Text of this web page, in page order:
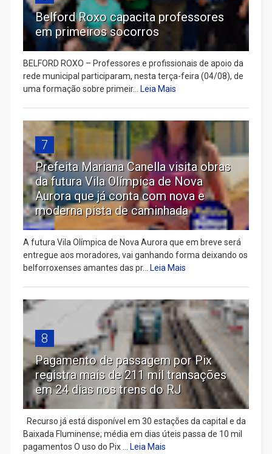
Belford Roxo capacita professores
em primeiros socorros
BELFORD ROXO – Professores e profissionais de apoio da
rede municipal participaram, nesta terça-feira (04/08), de
uma formação sobre primeir...
Leia Mais
7
Prefeita Mariana Canella visita obras
da futura Vila Olímpica de Nova
Aurora que já conta com nova e
moderna pista de caminhada
A futura Vila Olímpica de Nova Aurora que em breve será
entregue aos moradores, vai ganhando forma deixando os
belforroxenses amantes das pr...
Leia Mais
8
Pagamento de passagem por Pix
registra mais de 211 mil transações
em 24 dias nos trens do RJ
Recurso já está disponível em 30 estações da capital e da
Baixada Fluminense; média em dias úteis passa de 10 mil
pagamentos O uso do Pix ...
Leia Mais